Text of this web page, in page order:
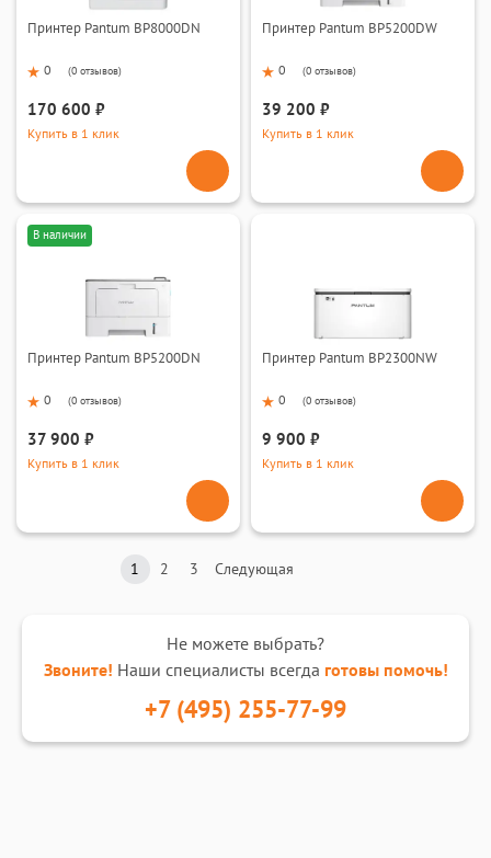
Принтер Pantum BP8000DN
0 (0 отзывов)
170 600 ₽
Купить в 1 клик
Принтер Pantum BP5200DW
0 (0 отзывов)
39 200 ₽
Купить в 1 клик
В наличии
Принтер Pantum BP5200DN
0 (0 отзывов)
37 900 ₽
Купить в 1 клик
Принтер Pantum BP2300NW
0 (0 отзывов)
9 900 ₽
Купить в 1 клик
1 2 3 Следующая
Не можете выбрать?
Звоните! Наши специалисты всегда готовы помочь!
+7 (495) 255-77-99